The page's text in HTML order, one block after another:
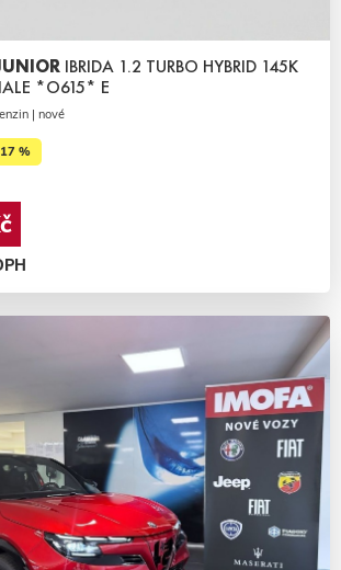
IBRIDA 1.2 TURBO HYBRID 145K
*O615* E
| nové
%